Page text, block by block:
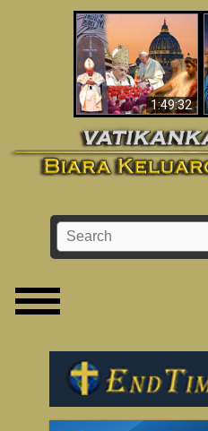
1:49:32
Wahyu di Vatikan
Sekarang